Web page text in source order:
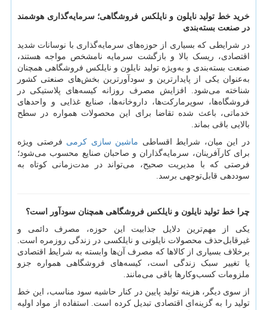
خرید خط تولید نایلون و نایلکس فروشگاهی؛ سرمایه‌گذاری هوشمند
در صنعت بسته‌بندی
در شرایطی که بسیاری از حوزه‌های سرمایه‌گذاری با نوسانات شدید
اقتصادی، ریسک بالا و بازگشت سرمایه نامشخص مواجه هستند،
صنعت بسته‌بندی و به‌ویژه تولید نایلون و نایلکس فروشگاهی همچنان
به‌عنوان یکی از پایدارترین و سودآورترین بخش‌های صنعتی کشور
شناخته می‌شود. افزایش مصرف روزانه کیسه‌های پلاستیکی در
فروشگاه‌ها، سوپرمارکت‌ها، داروخانه‌ها، صنایع غذایی و واحدهای
خدماتی، باعث شده تقاضا برای این محصولات همواره در سطح
بالایی باقی بماند.
در این میان، شرایط اقساطی ماشین سازی کرمی فرصتی ویژه
برای کارآفرینان، سرمایه‌گذاران و صاحبان صنایع محسوب می‌شود؛
فرصتی که با مدیریت صحیح، می‌تواند در مدت‌زمانی کوتاه به
سوددهی قابل‌توجهی برسد.
چرا خط تولید نایلون و نایلکس فروشگاهی همچنان سودآور است؟
یکی از مهم‌ترین دلایل جذابیت این حوزه، مصرف دائمی و
غیرقابل‌حذف محصولات نایلونی و نایلکسی در زندگی روزمره است.
برخلاف بسیاری از کالاها که مصرف آن‌ها وابسته به شرایط اقتصادی
یا تغییر سبک زندگی است، کیسه‌های فروشگاهی همواره جزو
ملزومات کسب‌وکارها باقی می‌مانند.
از سوی دیگر، هزینه تولید پایین در کنار حاشیه سود مناسب، این خط
تولید را به گزینه‌ای اقتصادی تبدیل کرده است. استفاده از مواد اولیه